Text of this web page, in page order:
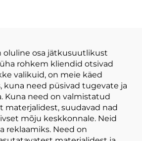
oluline osa jätkusuutlikust
rohkem kliendid otsivad
valikuid, on meie käed
kuna need püsivad tugevate ja
Kuna need on valmistatud
materjalidest, suudavad nad
mõju keskkonnale. Neid
reklaamiks. Need on